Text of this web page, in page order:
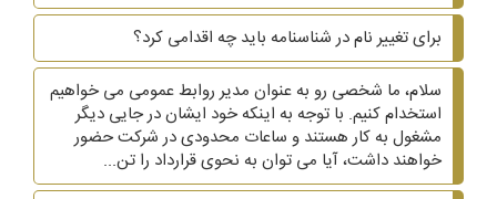
برای تغییر نام در شناسنامه باید چه اقدامی کرد؟
سلام، ما شخصی رو به عنوان مدیر روابط عمومی می خواهیم
استخدام کنیم. با توجه به اینکه خود ایشان در جایی دیگر
مشغول به کار هستند و ساعات محدودی در شرکت حضور
خواهند داشت، آیا می توان به نحوی قرارداد را تن...